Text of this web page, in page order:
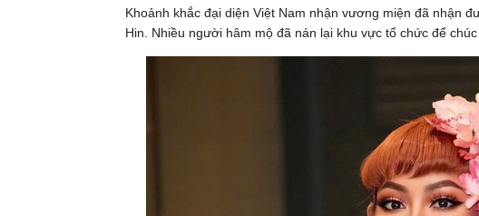
Khoảnh khắc đại diện Việt Nam nhận vương miện đã nhận
Hin. Nhiều người hâm mộ đã nán lại khu vực tổ chức để